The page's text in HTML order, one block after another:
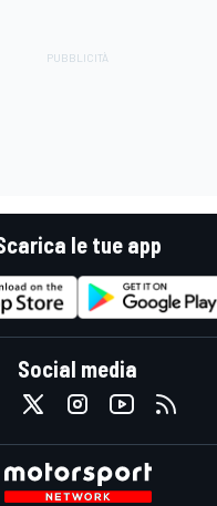
le tue app
Social media